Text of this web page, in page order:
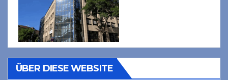
ÜBER DIESE WEBSITE